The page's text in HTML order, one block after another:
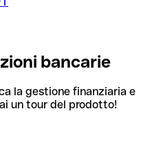
bancarie
la gestione finanziaria e
un tour del prodotto!